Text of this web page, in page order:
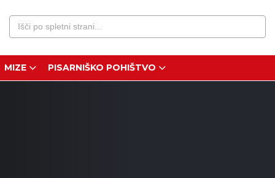
Išči
po
spletni
MIZE PISARNIŠKO POHIŠTVO